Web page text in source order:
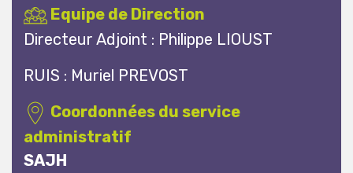
Equipe de Direction
Directeur Adjoint : Philippe LIOUST
RUIS : Muriel PREVOST
Coordonnées du service
administratif
SAJH